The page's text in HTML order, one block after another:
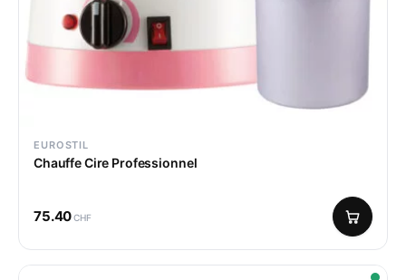
EUROSTIL
Chauffe Cire Professionnel
75.40CHF